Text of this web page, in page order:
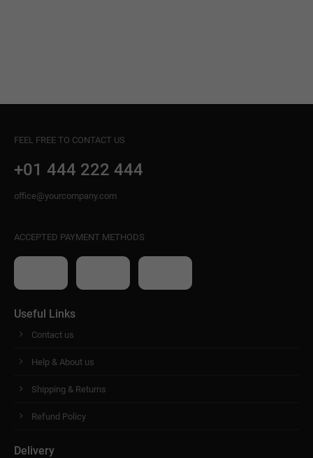
FEEL FREE TO CONTACT US
+01 444 222 444
office@yourcompany.com
ACCEPTED PAYMENT METHODS
Useful Links
Contact us
Help & About us
Shipping & Returns
Refund Policy
Delivery